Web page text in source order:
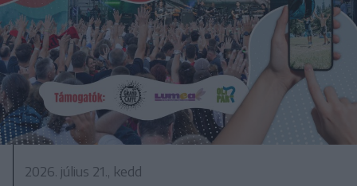
2026. július 21., kedd